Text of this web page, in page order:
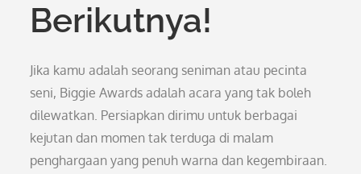
Berikutnya!
Jika kamu adalah seorang seniman atau pecinta
seni, Biggie Awards adalah acara yang tak boleh
dilewatkan. Persiapkan dirimu untuk berbagai
kejutan dan momen tak terduga di malam
penghargaan yang penuh warna dan kegembiraan.